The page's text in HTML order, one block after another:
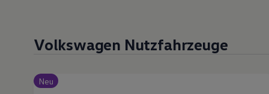
Volkswagen Nutzfahrzeuge
Neu